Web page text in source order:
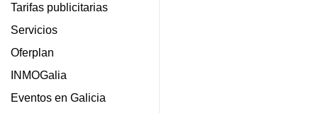
Tarifas publicitarias
Servicios
Oferplan
INMOGalia
Eventos en Galicia